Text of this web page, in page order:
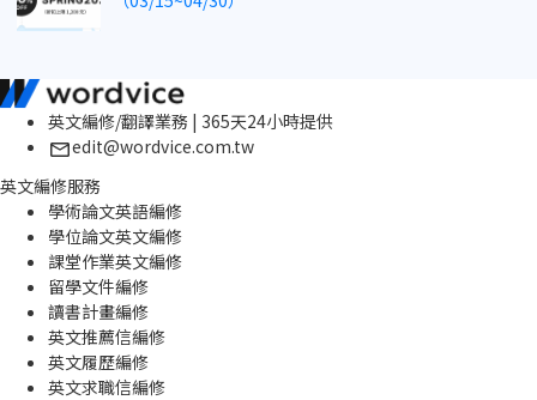
英文編修/翻譯業務 | 365天24小時提供
edit@wordvice.com.tw
英文編修服務
學術論文英語編修
學位論文英文編修
課堂作業英文編修
留學文件編修
讀書計畫編修
英文推薦信編修
英文履歷編修
英文求職信編修